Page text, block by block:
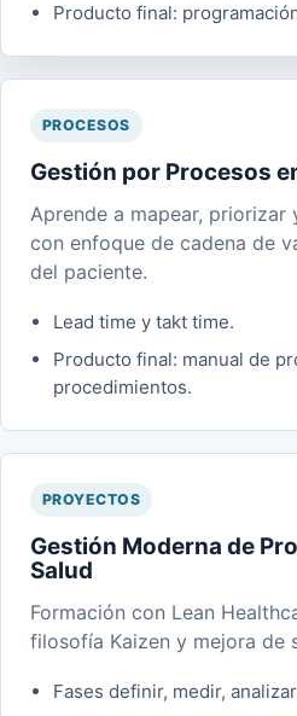
Producto final:
PROCESOS
Gestión por Procesos
Aprende a mapear, priorizar
con enfoque de cadena de
del paciente.
Lead time y takt time.
Producto final: manual de
procedimientos.
PROYECTOS
Gestión Moderna de
Salud
Formación con Lean
filosofía Kaizen y mejora de
Fases definir, medir,